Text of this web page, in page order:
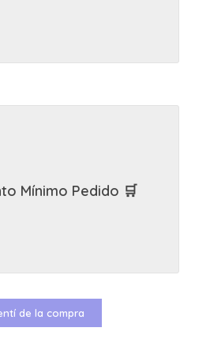
Mínimo Pedido 🛒
de la compra